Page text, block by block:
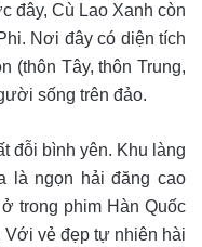
đây, Cù Lao Xanh còn
Nơi đây có diện tích
(thôn Tây, thôn Trung,
sống trên đảo.
đỗi bình yên. Khu làng
là ngọn hải đăng cao
trong phim Hàn Quốc
Với vẻ đẹp tự nhiên hài